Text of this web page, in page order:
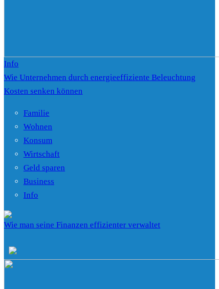
Info
Wie Unternehmen durch energieeffiziente Beleuchtung
Kosten senken können
Familie
Wohnen
Konsum
Wirtschaft
Geld sparen
Business
Info
Wie man seine Finanzen effizienter verwaltet